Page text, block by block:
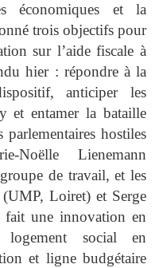
économiques et la
trois objectifs pour
sur l’aide fiscale à
hier : répondre à la
anticiper les
et entamer la bataille
hostiles
Noëlle Lienemann
de travail, et les
Loiret) et Serge
une innovation en
social en
et ligne budgétaire